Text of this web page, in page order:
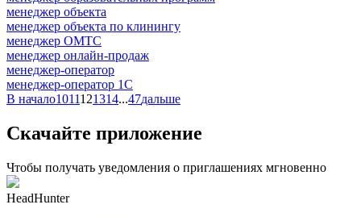
менеджер объекта
менеджер объекта по клинингу
менеджер ОМТС
менеджер онлайн-продаж
менеджер-оператор
менеджер-оператор 1С
В начало1011121314...47дальше
Скачайте приложение
Чтобы получать уведомления о приглашениях мгновенно
HeadHunter